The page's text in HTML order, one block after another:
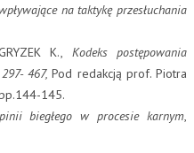
na taktykę przesłuchania
K., Kodeks postępowania
467,Pod redakcją prof. Piotra
145.
biegłego w procesie karnym,